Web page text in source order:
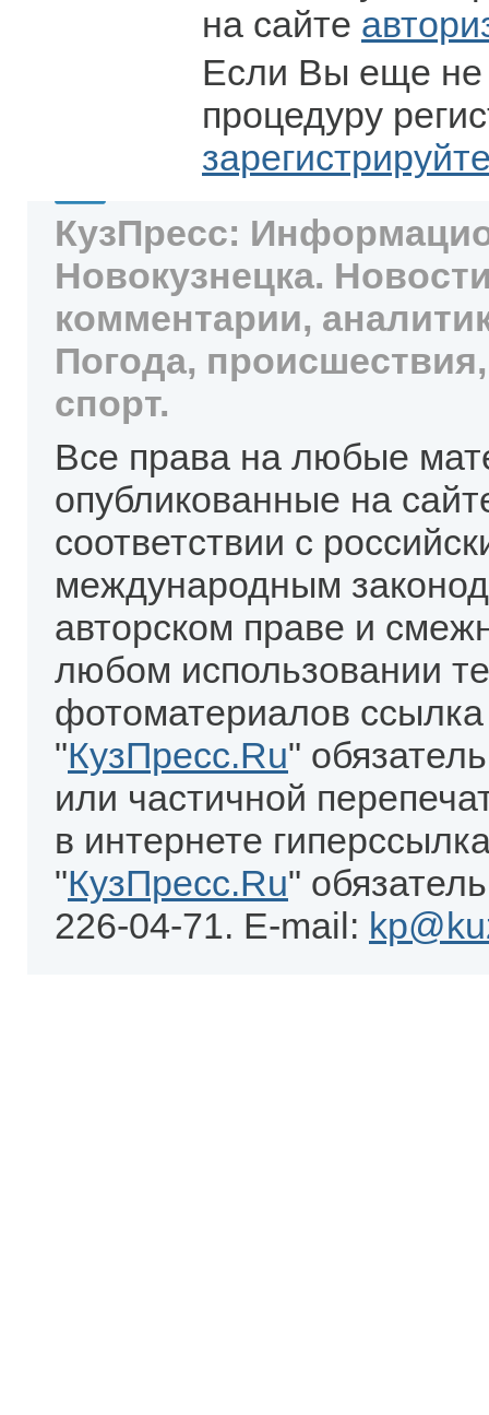
на сайте
Если Вы еще не
процедуру
КузПресс:
Новокузнецка.
комментарии,
Погода,
спорт.
Все права на любые
опубликованные на
соответствии с
международным
авторском праве и
любом использовании
фотоматериалов
"КузПресс.Ru"
или частичной
в интернете
"КузПресс.Ru"
226-04-71. E-mail: